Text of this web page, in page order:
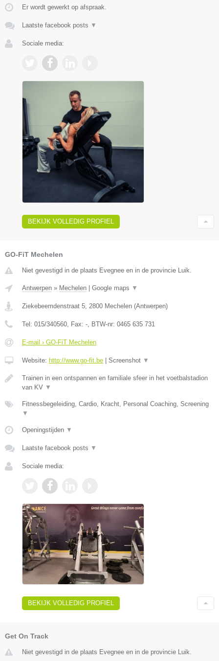
Er wordt gewerkt op afspraak.
Laatste facebook posts ▼
Sociale media:
BEKIJK VOLLEDIG PROFIEL
GO-FiT Mechelen
Niet gevestigd in de plaats Evegnee en in de provincie Luik.
Antwerpen » Mechelen | Google maps ▼
Ziekebeemdenstraat 5 2800 Mechelen (Antwerpen)
Tel: 015/340560 , Fax: - , BTW-nr: 0465 635 731
E-mail › GO-FiT Mechelen
Website: http://www.go-fit.be | Screenshot ▼
Trainen in een ontspannen en familiale sfeer in het voetbalstadion
van KV ▼
Fitnessbegeleiding, Cardio, Kracht, Personal Coaching, Screening
▼
Openingstijden ▼
Laatste facebook posts ▼
Sociale media:
BEKIJK VOLLEDIG PROFIEL
Get On Track
Niet gevestigd in de plaats Evegnee en in de provincie Luik.